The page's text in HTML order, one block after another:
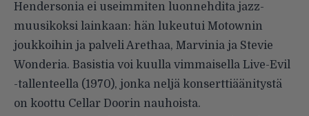
Hendersonia ei useimmiten luonnehdita jazz-
muusikoksi lainkaan: hän lukeutui Motownin
joukkoihin ja palveli Arethaa, Marvinia ja Stevie
Wonderia. Basistia voi kuulla vimmaisella Live-Evil
-tallenteella (1970), jonka neljä konserttiäänitystä
on koottu Cellar Doorin nauhoista.